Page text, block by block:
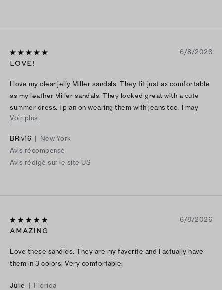
6/8/2026
LOVE!
I love my clear jelly Miller sandals. They fit just as comfortable
as my leather Miller sandals. They looked great with a cute
summer dress. I plan on wearing them with jeans too. I may
have to purchase another color before the end of the summer.
Voir plus
BRiv16 | New York
Avis récompensé
Avis rédigé sur le site US
6/8/2026
AMAZING
Love these sandles. They are my favorite and I actually have
them in 3 colors. Very comfortable.
Julie | Florida